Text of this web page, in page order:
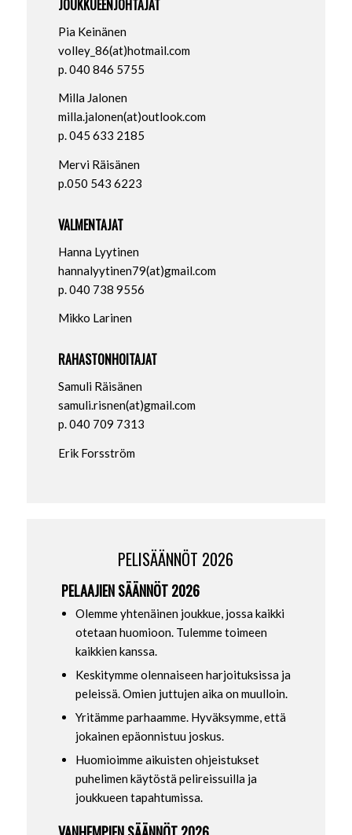
JOUKKUEENJOHTAJAT
Pia Keinänen
volley_86(at)hotmail.com
p. 040 846 5755
Milla Jalonen
milla.jalonen(at)outlook.com
p. 045 633 2185
Mervi Räisänen
p.050 543 6223
VALMENTAJAT
Hanna Lyytinen
hannalyytinen79(at)gmail.com
p. 040 738 9556
Mikko Larinen
RAHASTONHOITAJAT
Samuli Räisänen
samuli.risnen(at)gmail.com
p. 040 709 7313
Erik Forsström
PELISÄÄNNÖT 2026
PELAAJIEN SÄÄNNÖT 2026
Olemme yhtenäinen joukkue, jossa kaikki
otetaan huomioon. Tulemme toimeen
kaikkien kanssa.
Keskitymme olennaiseen harjoituksissa ja
peleissä. Omien juttujen aika on muulloin.
Yritämme parhaamme. Hyväksymme, että
jokainen epäonnistuu joskus.
Huomioimme aikuisten ohjeistukset
puhelimen käytöstä pelireissuilla ja
joukkueen tapahtumissa.